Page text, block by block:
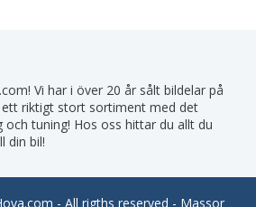
Vi har i över 20 år sålt bildelar på
riktigt stort sortiment med det
tuning! Hos oss hittar du allt du
din bil!
- All rigths reserved - Massor